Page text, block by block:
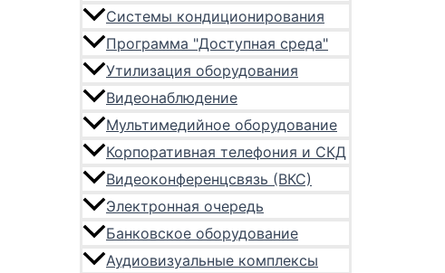
Системы кондиционирования
Программа "Доступная среда"
Утилизация оборудования
Видеонаблюдение
Мультимедийное оборудование
Корпоративная телефония и СКД
Видеоконференцсвязь (ВКС)
Электронная очередь
Банковское оборудование
Аудиовизуальные комплексы